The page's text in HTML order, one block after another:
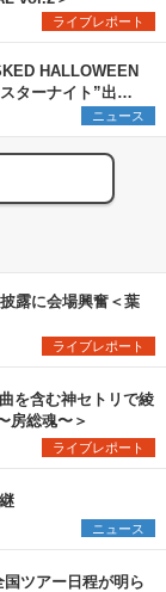
ライブレポート
HALLOWEEN
ターナイト”出演6
ニュース
露に会場興奮＜葉
ライブレポート
を含む神セトリで綾
房総魂〜＞
ライブレポート
ニュース
ツアー日程が明ら